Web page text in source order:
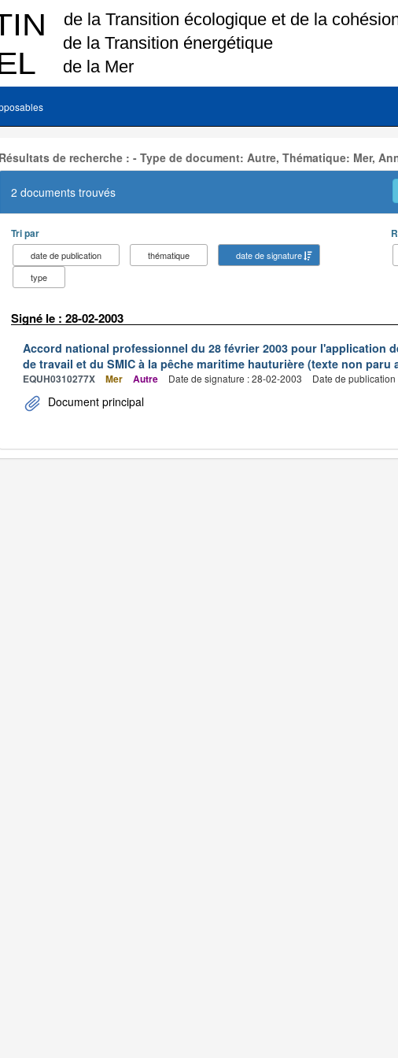
Résultats de recherche : - Type de document: Autre, Thématique: Mer,
2 documents trouvés
Tri par
date de publication thématique
date de signature
type
Signé le : 28-02-2003
Accord national professionnel du 28 février 2003 pour l'application
de travail et du SMIC à la pêche maritime hauturière (texte non paru
EQUH0310277X Mer Autre Date de signature : 28-02-2003 Date de
Document principal